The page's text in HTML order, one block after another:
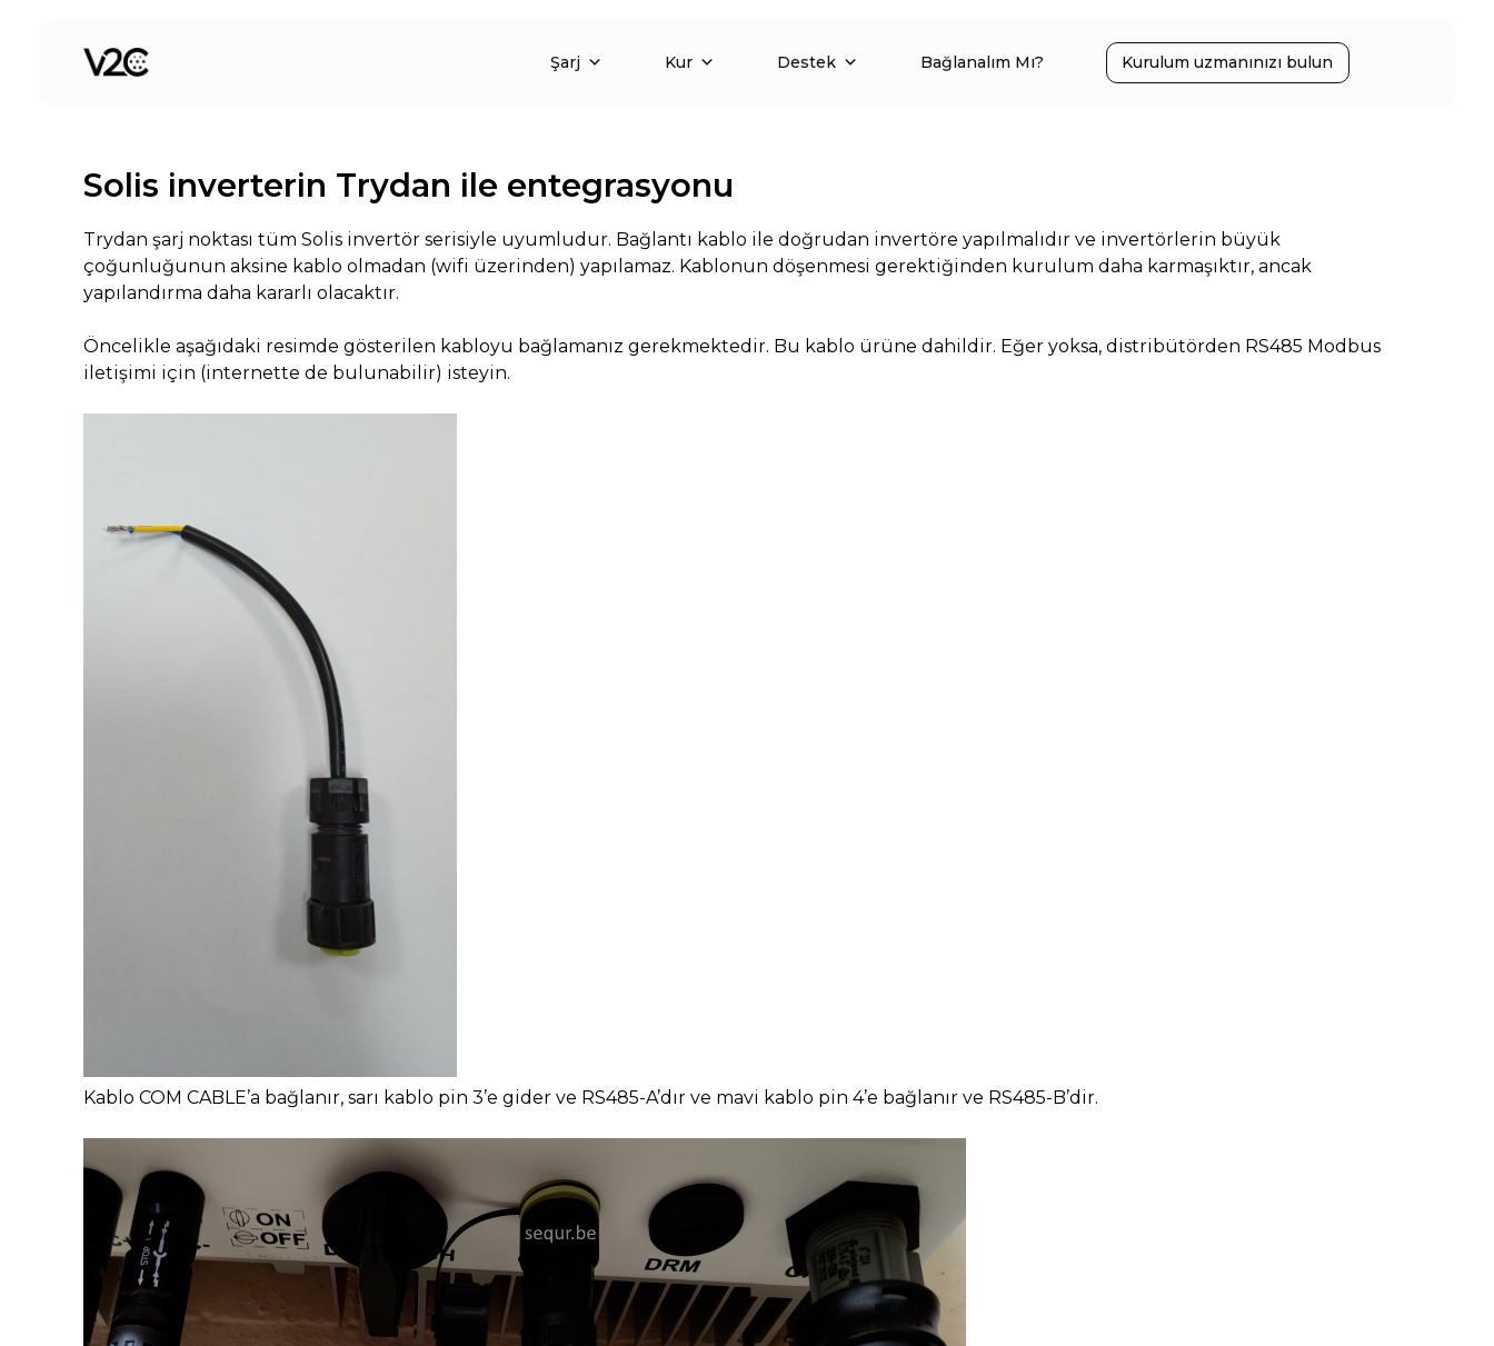
Şarj Kur Destek Bağlanalım Mı? Kurulum uzmanınızı bulun
Solis inverterin Trydan ile entegrasyonu
Trydan şarj noktası tüm Solis invertör serisiyle uyumludur. Bağlantı kablo ile doğrudan invertöre yapılmalıdır ve invertörlerin büyük
çoğunluğunun aksine kablo olmadan (wifi üzerinden) yapılamaz. Kablonun döşenmesi gerektiğinden kurulum daha karmaşıktır, ancak
yapılandırma daha kararlı olacaktır.
Öncelikle aşağıdaki resimde gösterilen kabloyu bağlamanız gerekmektedir. Bu kablo ürüne dahildir. Eğer yoksa, distribütörden RS485 Modbus
iletişimi için (internette de bulunabilir) isteyin.
Kablo COM CABLE’a bağlanır, sarı kablo pin 3’e gider ve RS485-A’dır ve mavi kablo pin 4’e bağlanır ve RS485-B’dir.